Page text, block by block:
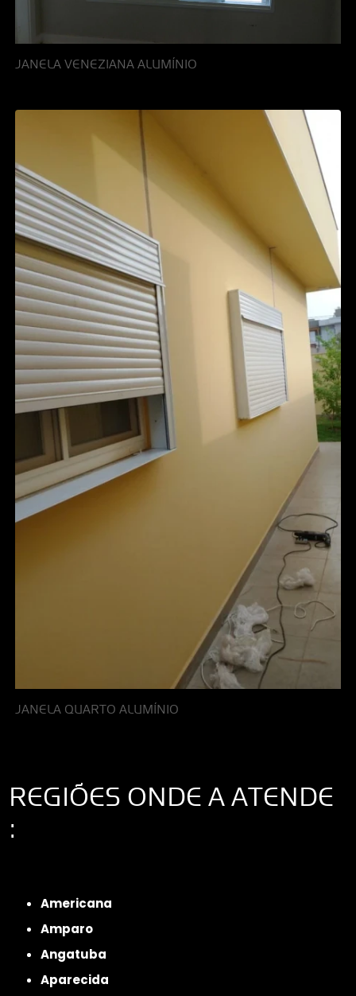
JANELA VENEZIANA ALUMÍNIO
JANELA QUARTO ALUMÍNIO
REGIÕES ONDE A ATENDE
:
Americana
Amparo
Angatuba
Aparecida